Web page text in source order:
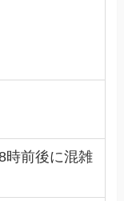
時前後に混雑